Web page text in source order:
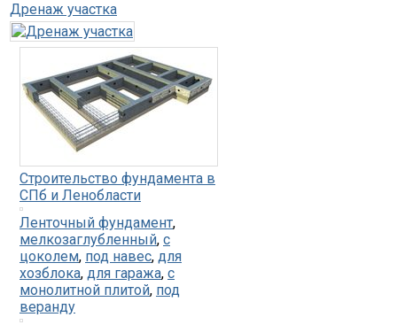
Дренаж участка
Строительство фундамента в
СПб и Ленобласти
Ленточный фундамент,
мелкозаглубленный, с
цоколем, под навес, для
хозблока, для гаража, с
монолитной плитой, под
веранду